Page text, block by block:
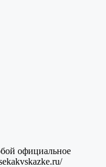
официальное